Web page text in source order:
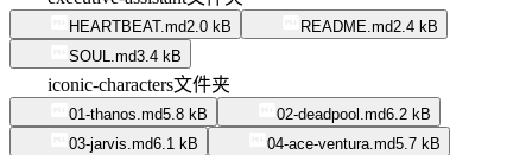
HEARTBEAT.md2.0 kB README.md2.4 kB
SOUL.md3.4 kB
iconic-characters文件夹
01-thanos.md5.8 kB 02-deadpool.md6.2 kB
03-jarvis.md6.1 kB 04-ace-ventura.md5.7 kB